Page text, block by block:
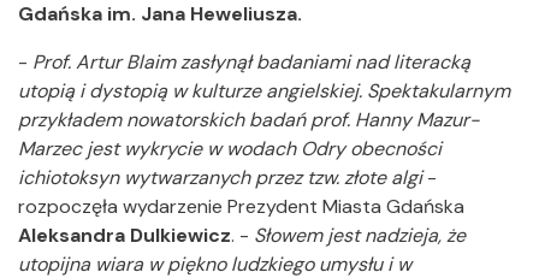
Gdańska im. Jana Heweliusza.
- Prof. Artur Blaim zasłynął badaniami nad literacką
utopią i dystopią w kulturze angielskiej. Spektakularnym
przykładem nowatorskich badań prof. Hanny Mazur-
Marzec jest wykrycie w wodach Odry obecności
ichiotoksyn wytwarzanych przez tzw. złote algi-
rozpoczęła wydarzenie Prezydent Miasta Gdańska
Aleksandra Dulkiewicz. - Słowem jest nadzieja, że
utopijna wiara w piękno ludzkiego umysłu i w